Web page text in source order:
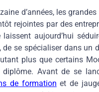
d’années, les
rejointes par des
aujourd’hui
de se spécialiser dans un
plus que certains
Avant de se
de formation et de